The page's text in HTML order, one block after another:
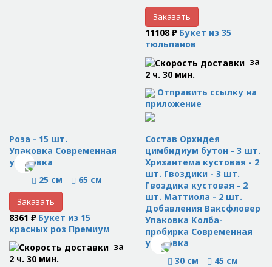
Заказать
11108 ₽ Букет из 35
тюльпанов
за
2 ч. 30 мин.
Отправить ссылку на
приложение
Роза - 15 шт.
Упаковка Современная
упаковка
25 см
65 см
Заказать
8361 ₽ Букет из 15
красных роз Премиум
за
2 ч. 30 мин.
Состав Орхидея
цимбидиум бутон - 3 шт.
Хризантема кустовая - 2
шт. Гвоздики - 3 шт.
Гвоздика кустовая - 2
шт. Маттиола - 2 шт.
Добавления Ваксфловер
Упаковка Колба-
пробирка Современная
упаковка
30 см
45 см